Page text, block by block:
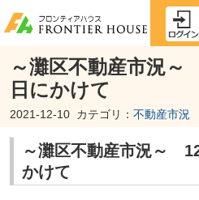
～灘区不動産市況
日にかけて
2021-12-10 カテゴリ： 不動産市況
～灘区不動産市況～
かけて